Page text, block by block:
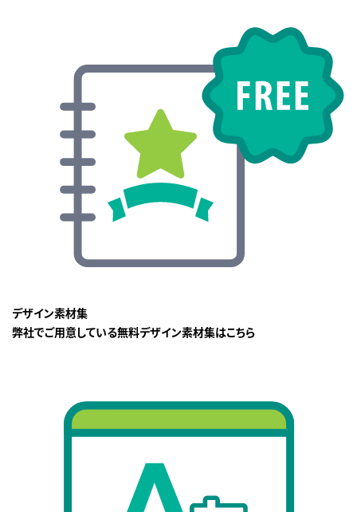
デザイン素材集
弊社でご用意している無料デザイン素材集はこちら